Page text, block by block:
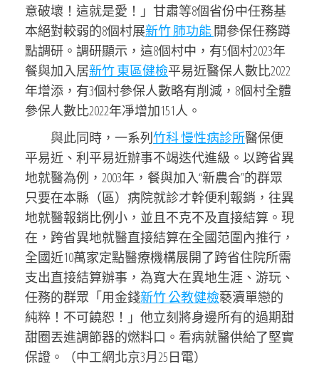
意破壞！這就是愛！」甘肅等8個省份中任務基
本絕對較弱的8個村展新竹 肺功能開參保任務蹲
點調研。調研顯示，這8個村中，有5個村2023年
餐與加入居新竹 東區健檢平易近醫保人數比2022
年增添，有3個村參保人數略有削減，8個村全體
參保人數比2022年凈增加151人。
與此同時，一系列竹科 慢性病診所醫保便
平易近、利平易近辦事不竭迭代進級。以跨省異
地就醫為例，2003年，餐與加入“新農合”的群眾
只要在本縣（區）病院就診才幹便利報銷，往異
地就醫報銷比例小，並且不克不及直接結算。現
在，跨省異地就醫直接結算在全國范圍內推行，
全國近10萬家定點醫療機構展開了跨省住院所需
支出直接結算辦事，為寬大在異地生涯、游玩、
任務的群眾「用金錢新竹 公教健檢褻瀆單戀的
純粹！不可饒恕！」他立刻將身邊所有的過期甜
甜圈丟進調節器的燃料口。看病就醫供給了堅實
保證。（中工網北京3月25日電）